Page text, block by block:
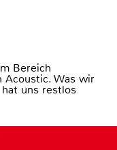
Bereich
Acoustic. Was wir
uns restlos